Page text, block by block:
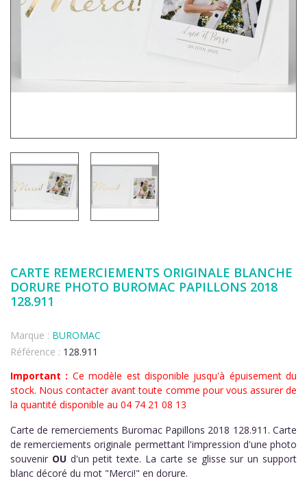
CARTE REMERCIEMENTS ORIGINALE BLANCHE
DORURE PHOTO BUROMAC PAPILLONS 2018
128.911
Marque : BUROMAC
Référence : 128.911
Important : Ce modèle est disponible jusqu'à épuisement du
stock. Nous contacter avant toute comme pour vous assurer de
la quantité disponible au 04 74 21 08 13
Carte de remerciements Buromac Papillons 2018 128.911. Carte
de remerciements originale permettant l'impression d'une photo
souvenir OUd'un petit texte. La carte se glisse sur un support
blanc décoré du mot "Merci!" en dorure.